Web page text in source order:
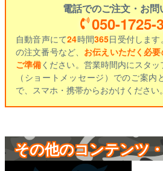
電話でのご注文・お問
050-1725-
自動音声にて24時間365日受付しま
の注文番号など、 お伝えいただく必
ご準備ください。営業時間内にスタ
（ショートメッセージ）でのご案
で、スマホ・携帯からおかけください。
その他のコンテンツ